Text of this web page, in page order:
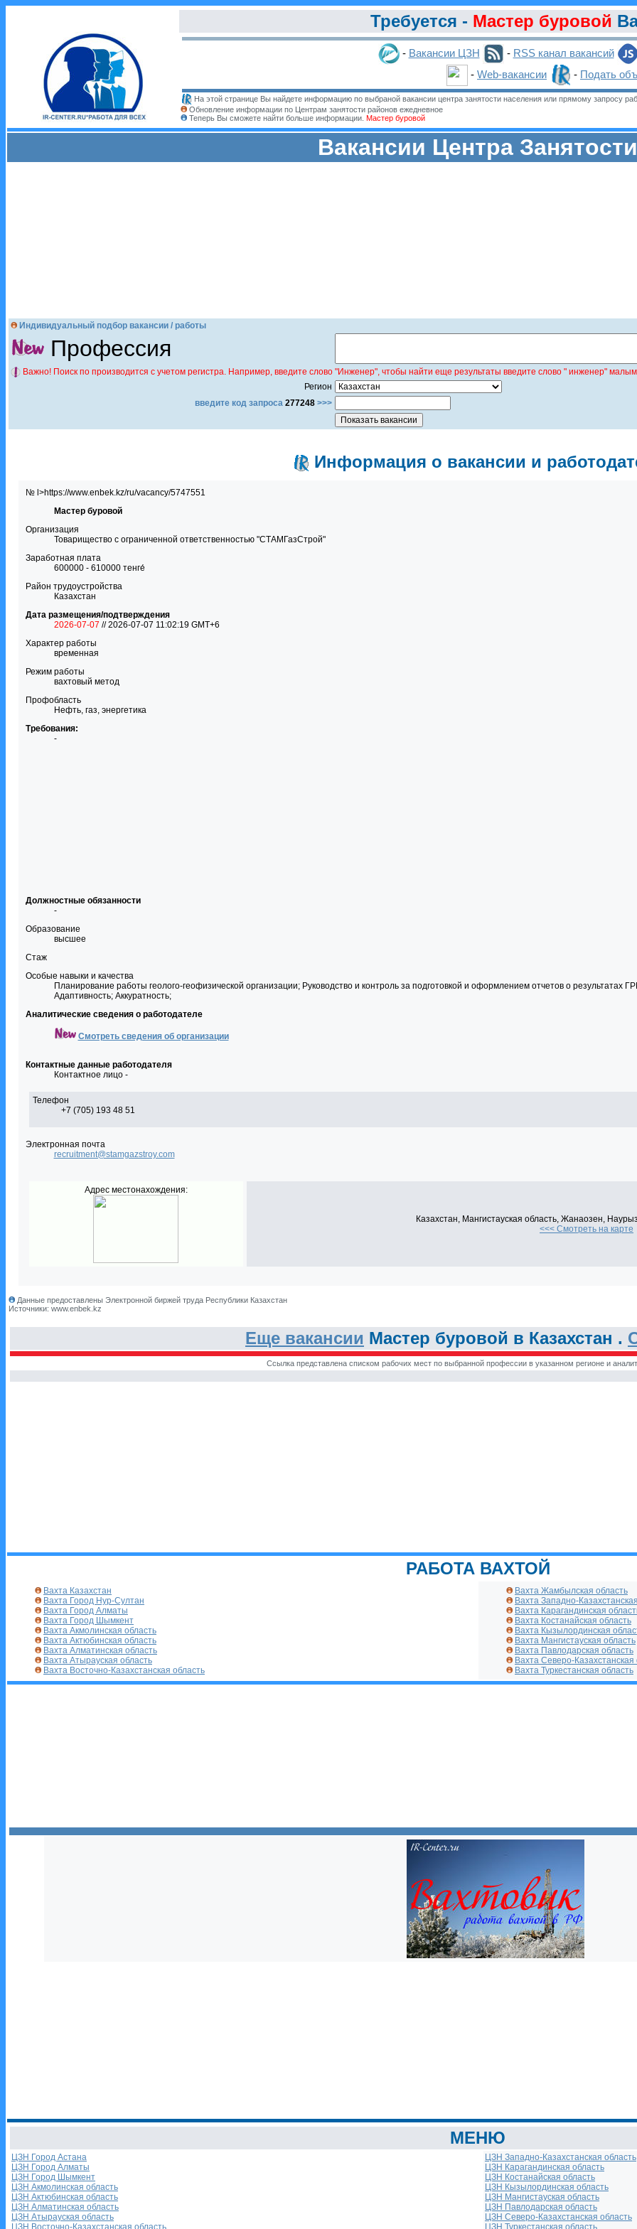
Требуется - Мастер буровой
- Вакансии ЦЗН - RSS канал вакансий
- Web-вакансии - Подать
На этой странице Вы найдете информацию по выбраной вакансии центра занятости населения или прямому запросу
Обновление информации по Центрам занятости районов ежедневное
Теперь Вы сможете найти больше информации. Мастер буровой
Вакансии Центра Занятости
Индивидуальный подбор вакансии / работы
Профессия
Важно! Поиск по производится с учетом регистра. Например, введите слово "Инженер", чтобы найти еще результаты введите слово " инженер"
Регион
введите код запроса 277248 >>>
Информация о вакансии и
№ l>https://www.enbek.kz/ru/vacancy/5747551
Мастер буровой
Организация
Товарищество с ограниченной ответственностью "СТАМГазСтрой"
Заработная плата
600000 - 610000 тенге́
Район трудоустройства
Казахстан
Дата размещения/подтверждения
2026-07-07 // 2026-07-07 11:02:19 GMT+6
Характер работы
временная
Режим работы
вахтовый метод
Профобласть
Нефть, газ, энергетика
Требования:
-
Должностные обязанности
-
Образование
высшее
Стаж
Особые навыки и качества
Планирование работы геолого-геофизической организации; Руководство и контроль за подготовкой и оформлением отчетов о
Адаптивность; Аккуратность;
Аналитические сведения о работодателе
Смотреть сведения об организации
Контактные данные работодателя
Контактное лицо -
Телефон
+7 (705) 193 48 51
Электронная почта
recruitment@stamgazstroy.com
Адрес местонахождения:
Казахстан, Мангистауская область, Жанаозен,
<<< Смотреть на карте
Данные предоставлены Электронной биржей труда Республики Казахстан
Источники: www.enbek.kz
Еще вакансии Мастер буровой в Казахстан .
Ссылка представлена списком рабочих мест по выбранной профессии в указанном регионе и
РАБОТА ВАХТОЙ
Вахта Казахстан
Вахта Город Нур-Султан
Вахта Город Алматы
Вахта Город Шымкент
Вахта Акмолинская область
Вахта Актюбинская область
Вахта Алматинская область
Вахта Атырауская область
Вахта Восточно-Казахстанская область
Вахта Жамбылская область
Вахта Западно-
Вахта Карагандинская
Вахта Костанайская область
Вахта Кызылординская
Вахта Мангистауская область
Вахта Павлодарская область
Вахта Северо-Казахстанская
Вахта Туркестанская область
МЕНЮ
ЦЗН Город Астана
ЦЗН Город Алматы
ЦЗН Город Шымкент
ЦЗН Акмолинская область
ЦЗН Актюбинская область
ЦЗН Алматинская область
ЦЗН Атырауская область
ЦЗН Восточно-Казахстанская область
ЦЗН Западно-Казахстанская область
ЦЗН Карагандинская область
ЦЗН Костанайская область
ЦЗН Кызылординская область
ЦЗН Мангистауская область
ЦЗН Павлодарская область
ЦЗН Северо-Казахстанская область
ЦЗН Туркестанская область